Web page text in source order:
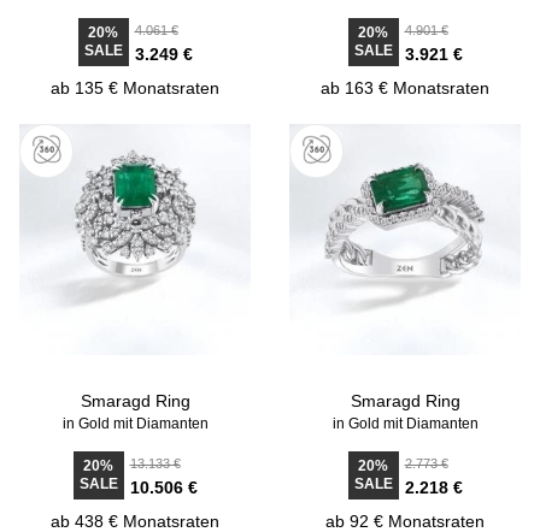
20%
SALE
4.061 €
3.249 €
ab 135 € Monatsraten
20%
SALE
4.901 €
3.921 €
ab 163 € Monatsraten
Smaragd Ring
in Gold mit Diamanten
20%
SALE
13.133 €
10.506 €
ab 438 € Monatsraten
Smaragd Ring
in Gold mit Diamanten
20%
SALE
2.773 €
2.218 €
ab 92 € Monatsraten